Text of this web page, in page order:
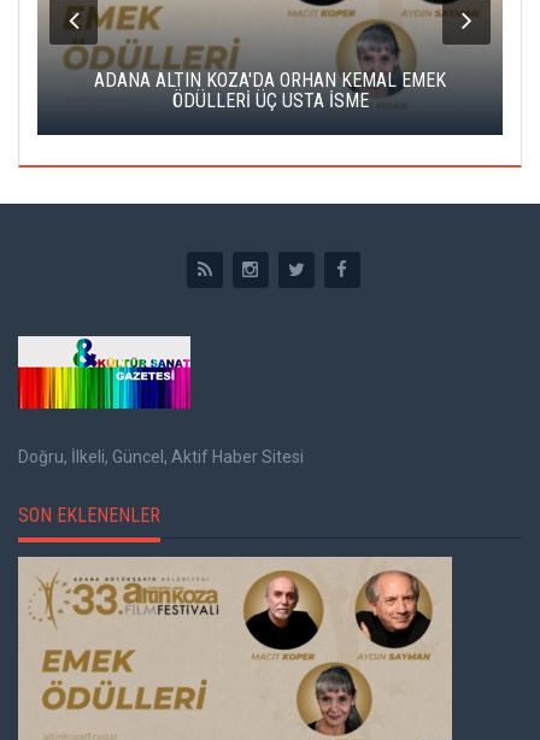
ADANA ALTIN KOZA'DA ORHAN KEMAL EMEK
ÖDÜLLERİ ÜÇ USTA İSME
Doğru, İlkeli, Güncel, Aktif Haber Sitesi
SON EKLENENLER